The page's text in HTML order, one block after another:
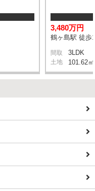
3,480万円
鶴ヶ島駅 徒歩
間取 3LDK
土地 101.62㎡